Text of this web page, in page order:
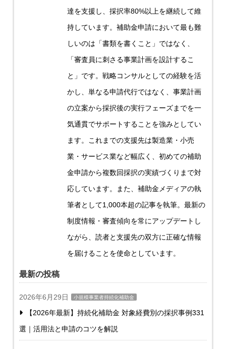
達を支援し、採択率80%以上を継続して維
持しています。補助金申請において最も難
しいのは「書類を書くこと」ではなく、
「審査員に刺さる事業計画を設計するこ
と」です。戦略コンサルとしての経験を活
かし、単なる申請代行ではなく、事業計画
の立案から採択後の実行フェーズまでを一
気通貫でサポートすることを強みとしてい
ます。これまでの支援先は製造業・小売
業・サービス業など幅広く、初めての補助
金申請から複数回採択の実績づくりまで対
応しています。また、補助金メディアの執
筆者として1,000本超の記事を執筆。最新の
制度情報・審査傾向を常にアップデートし
ながら、読者と支援先の双方に正確な情報
を届けることを使命としています。
最新の投稿
2026年6月29日 小規模事業者持続化補助金
【2026年最新】持続化補助金 対象経費別の採択事例331
選｜活用法と申請のコツを解説